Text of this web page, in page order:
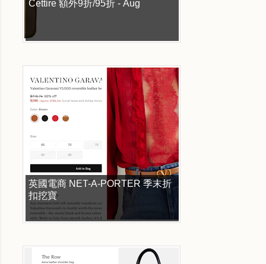
Cettire 額外9折/95折 - Aug
英國電商 NET-A-PORTER 季末折
扣挖寶